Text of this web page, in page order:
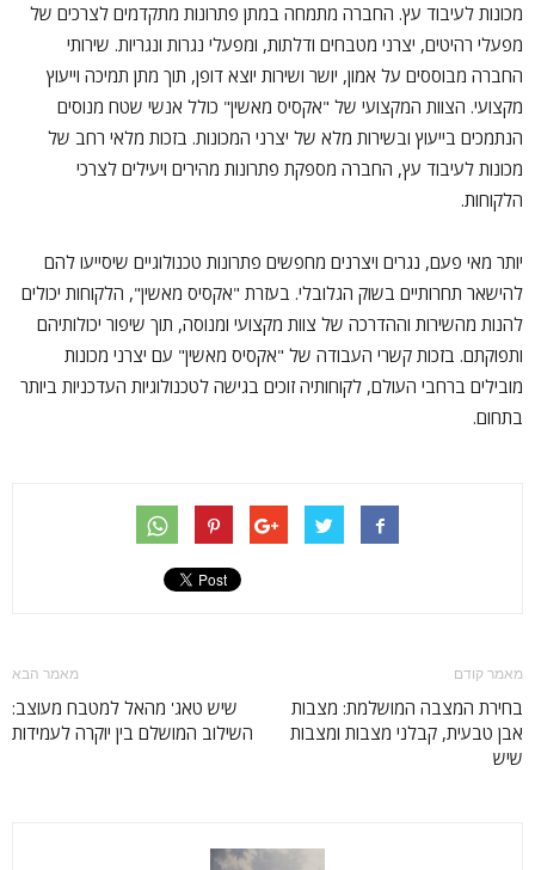
מכונות לעיבוד עץ. החברה מתמחה במתן פתרונות מתקדמים לצרכים של
מפעלי רהיטים, יצרני מטבחים ודלתות, ומפעלי נגרות ונגריות. שירותי
החברה מבוססים על אמון, יושר ושירות יוצא דופן, תוך מתן תמיכה וייעוץ
מקצועי. הצוות המקצועי של "אקסיס מאשין" כולל אנשי שטח מנוסים
הנתמכים בייעוץ ובשירות מלא של יצרני המכונות. בזכות מלאי רחב של
מכונות לעיבוד עץ, החברה מספקת פתרונות מהירים ויעילים לצרכי
הלקוחות.
יותר מאי פעם, נגרים ויצרנים מחפשים פתרונות טכנולוגיים שיסייעו להם
להישאר תחרותיים בשוק הגלובלי. בעזרת "אקסיס מאשין", הלקוחות יכולים
להנות מהשירות וההדרכה של צוות מקצועי ומנוסה, תוך שיפור יכולותיהם
ותפוקתם. בזכות קשרי העבודה של "אקסיס מאשין" עם יצרני מכונות
מובילים ברחבי העולם, לקוחותיה זוכים בגישה לטכנולוגיות העדכניות ביותר
בתחום.
מאמר קודם
בחירת המצבה המושלמת: מצבות
אבן טבעית, קבלני מצבות ומצבות
שיש
מאמר הבא
שיש טאג' מהאל למטבח מעוצב:
השילוב המושלם בין יוקרה לעמידות